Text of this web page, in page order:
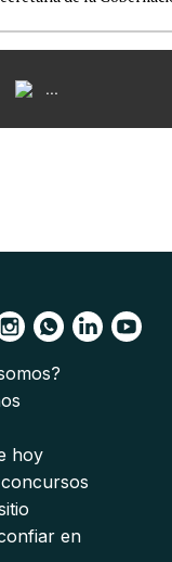
...
hoy
en